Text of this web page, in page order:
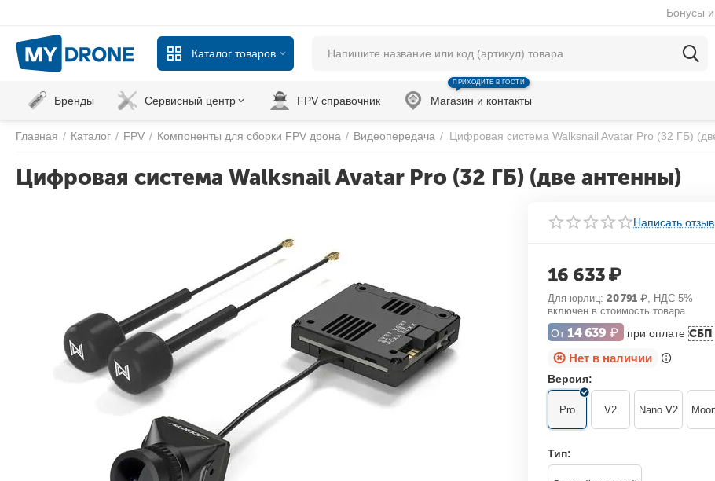
Бонусы и
Каталог товаров
Бренды Сервисный центр FPV справочник Магазин и контакты
ПРИХОДИТЕ В ГОСТИ
Главная / Каталог / FPV / Компоненты для сборки FPV дрона / Видеопередача / Цифровая система Walksnail Avatar Pro (32 ГБ)
Цифровая система Walksnail Avatar Pro (32 ГБ) (две антенны)
Написать отзыв
16 633₽
Для юрлиц: 20 791 ₽, НДС 5%
включен в стоимость товара
От 14 639 ₽ при оплатеСБП
Нет в наличии
Версия:
Pro V2 Nano V2
Тип: